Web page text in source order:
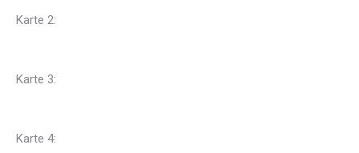
Karte 2:
Karte 3:
Karte 4: